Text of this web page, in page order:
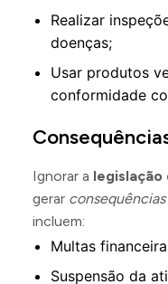
Realizar
doenças;
Usar produtos
conformidade
Ignorar a legislação
gerar
incluem:
Multas
Suspensão da